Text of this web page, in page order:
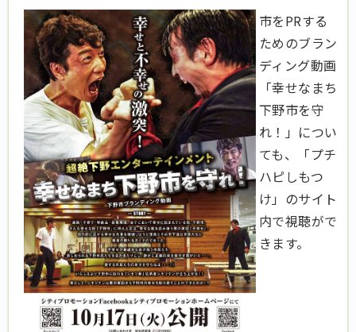
市をPRする
ためのブラン
ディング動画
「幸せなまち
下野市を守
れ！」につい
ても、「プチ
ハピしもつ
け」のサイト
内で視聴がで
きます。